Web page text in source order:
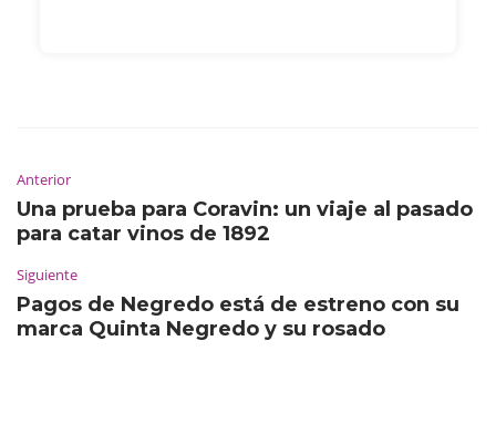
Anterior
Una prueba para Coravin: un viaje al pasado
para catar vinos de 1892
Siguiente
Pagos de Negredo está de estreno con su
marca Quinta Negredo y su rosado